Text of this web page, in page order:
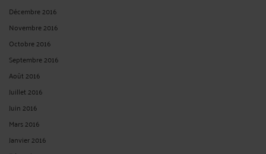
CONTACTER ME ICARD